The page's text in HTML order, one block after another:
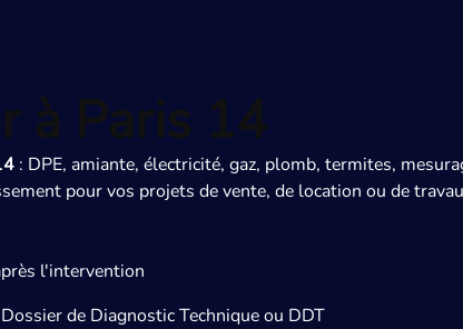
à Paris 14
: DPE, amiante, électricité, gaz, plomb, termites,
pour vos projets de vente, de location ou de
l'intervention
de Diagnostic Technique ou DDT